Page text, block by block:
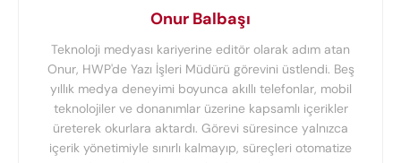
Onur Balbaşı
Teknoloji medyası kariyerine editör olarak adım atan
Onur, HWP'de Yazı İşleri Müdürü görevini üstlendi. Beş
yıllık medya deneyimi boyunca akıllı telefonlar, mobil
teknolojiler ve donanımlar üzerine kapsamlı içerikler
üreterek okurlara aktardı. Görevi süresince yalnızca
içerik yönetimiyle sınırlı kalmayıp, süreçleri otomatize